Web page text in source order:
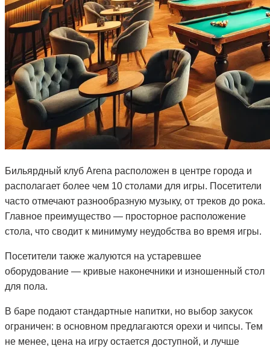
Бильярдный клуб Arena расположен в центре города и
располагает более чем 10 столами для игры. Посетители
часто отмечают разнообразную музыку, от треков до рока.
Главное преимущество — просторное расположение
стола, что сводит к минимуму неудобства во время игры.
Посетители также жалуются на устаревшее
оборудование — кривые наконечники и изношенный стол
для пола.
В баре подают стандартные напитки, но выбор закусок
ограничен: в основном предлагаются орехи и чипсы. Тем
не менее, цена на игру остается доступной, и лучше